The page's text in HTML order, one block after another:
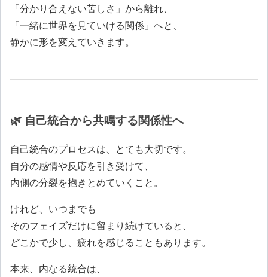
「分かり合えない苦しさ」から離れ、
「一緒に世界を見ていける関係」へと、
静かに形を変えていきます。
🌿 自己統合から共鳴する関係性へ
自己統合のプロセスは、とても大切です。
自分の感情や反応を引き受けて、
内側の分裂を抱きとめていくこと。
けれど、いつまでも
そのフェイズだけに留まり続けていると、
どこかで少し、疲れを感じることもあります。
本来、内なる統合は、